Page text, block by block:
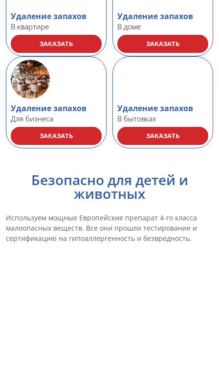
Удаление запахов
В квартире
ЗАКАЗАТЬ
Удаление запахов
В доме
ЗАКАЗАТЬ
Удаление запахов
Для бизнеса
ЗАКАЗАТЬ
Удаление запахов
В бытовках
ЗАКАЗАТЬ
Безопасно для детей и
животных
Используем мощные Европейские препарат 4-го класса
малоопасных веществ. Все они прошли тестирование и
сертификацию на гипоаллергенность и безвредность.